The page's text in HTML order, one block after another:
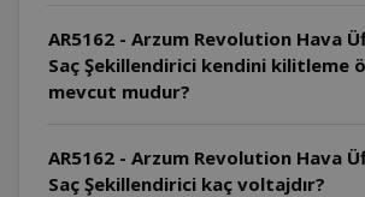
AR5162 - Arzum Revolution Hava
Saç Şekillendirici kendini kilitleme
mevcut mudur?
AR5162 - Arzum Revolution Hava
Saç Şekillendirici kaç voltajdır?